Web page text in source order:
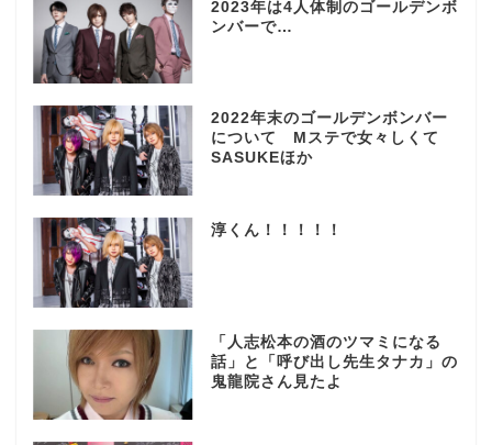
2023年は4人体制のゴールデンボ
ンバーで…
2022年末のゴールデンボンバー
について Mステで女々しくて
SASUKEほか
淳くん！！！！！
「人志松本の酒のツマミになる
話」と「呼び出し先生タナカ」の
鬼龍院さん見たよ